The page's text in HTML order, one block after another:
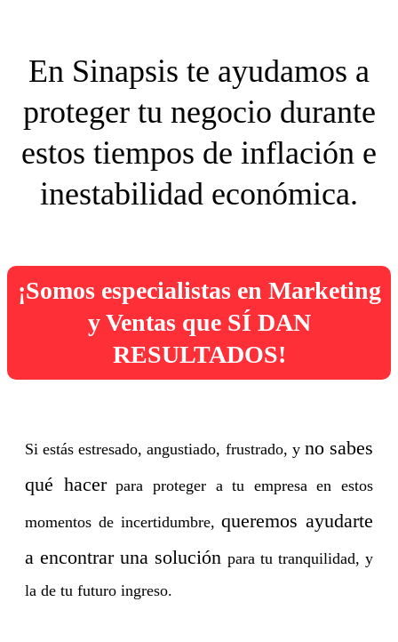
En Sinapsis te ayudamos a
proteger tu negocio durante
estos tiempos de inflación e
inestabilidad económica.
¡Somos especialistas en Marketing
y Ventas que SÍ DAN
RESULTADOS!
Si estás estresado, angustiado, frustrado, y no sabes
qué hacerpara proteger a tu empresa en estos
momentos de incertidumbre,queremos ayudarte
a encontrar una solución para tu tranquilidad, y
la de tu futuro ingreso.